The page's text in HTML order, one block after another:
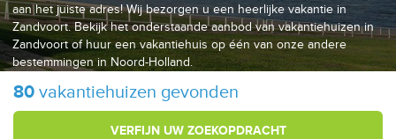
aan het juiste adres! Wij bezorgen u een heerlijke vakantie in
Zandvoort. Bekijk het onderstaande aanbod van vakantiehuizen in
Zandvoort of huur een vakantiehuis op één van onze andere
bestemmingen in Noord-Holland.
80 vakantiehuizen gevonden
VERFIJN UW ZOEKOPDRACHT